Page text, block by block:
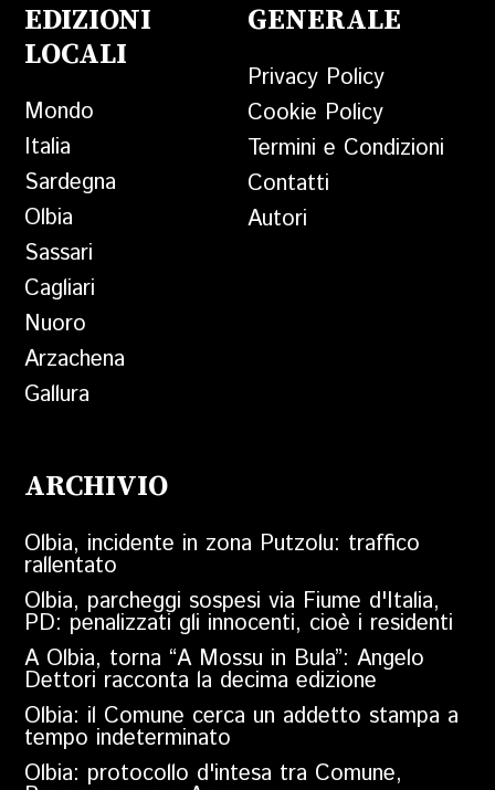
EDIZIONI
LOCALI
Mondo
Italia
Sardegna
Olbia
Sassari
Cagliari
Nuoro
Arzachena
Gallura
GENERALE
Privacy Policy
Cookie Policy
Termini e Condizioni
Contatti
Autori
ARCHIVIO
Olbia, incidente in zona Putzolu: traffico
rallentato
Olbia, parcheggi sospesi via Fiume d'Italia,
PD: penalizzati gli innocenti, cioè i residenti
A Olbia, torna “A Mossu in Bula”: Angelo
Dettori racconta la decima edizione
Olbia: il Comune cerca un addetto stampa a
tempo indeterminato
Olbia: protocollo d'intesa tra Comune,